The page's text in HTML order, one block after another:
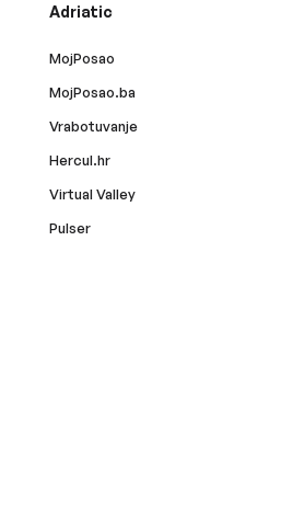
Adriatic
MojPosao
MojPosao.ba
Vrabotuvanje
Hercul.hr
Virtual Valley
Pulser